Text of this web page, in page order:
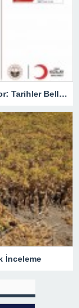
Babaeski’de Kan Bağışı Seferberliği Başlıyor: Tarihler Belli Oldu
İnceleme